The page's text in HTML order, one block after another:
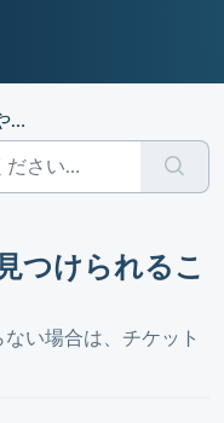
？
つけられるこ
い場合は、チケット